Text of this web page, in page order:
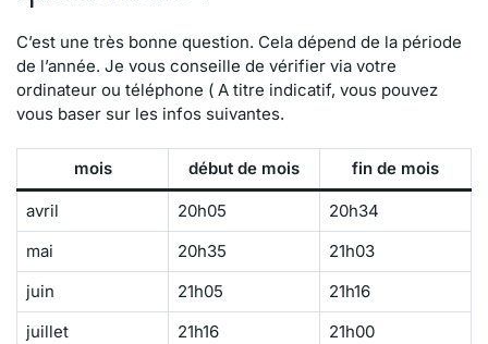
C’est une très bonne question. Cela dépend de la période
de l’année. Je vous conseille de vérifier via votre
ordinateur ou téléphone ( A titre indicatif, vous pouvez
vous baser sur les infos suivantes.
mois début de mois fin de mois
avril 20h05
20h34
mai
20h35
21h03
juin
21h05
21h16
juillet
21h16
21h00